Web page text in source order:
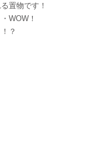
置物です！
WOW！
？